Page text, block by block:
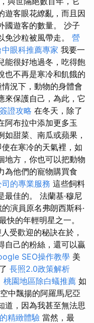
遊客眼花繚亂，而且因
國遊客的數量。 沙子
免沙粒被風帶走。 營
中眼科推薦專家 我要一
能很好地過冬，吃得飽
也不再是寒冷和飢餓的
況下，動物的身體會
來保護自己，為此，它
證攻略 在冬天，除了
阿布拉中添加更多玉
甜菜、南瓜或蘋果，
使在寒冷的天氣裡，如
地方，你也可以把動物
為他們的寵物購買食
的專業服務 這些飼料
最佳的。 法蘭基·穆尼
演員原名弗朗西斯科·
快的年輕明星之一。
受歡迎的秘訣在於，
自己的粉絲，還可以贏
SEO操作教學 美
長照2.0政策解析
桃園地區除白蟻推薦 如
中飄揚的阿羅馬尼亞
道，因為我甚至無法思
精緻體驗 當然，最